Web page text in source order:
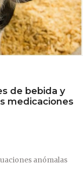
de bebida y
medicaciones
anómalas